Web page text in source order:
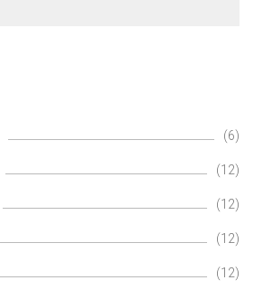
(6)
(12)
(12)
(12)
(12)